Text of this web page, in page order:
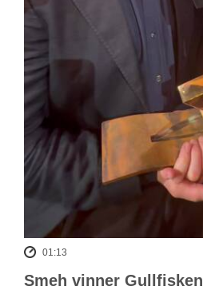
01:13
Smeh vinner Gullfisken